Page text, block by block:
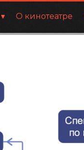
О кинотеатре